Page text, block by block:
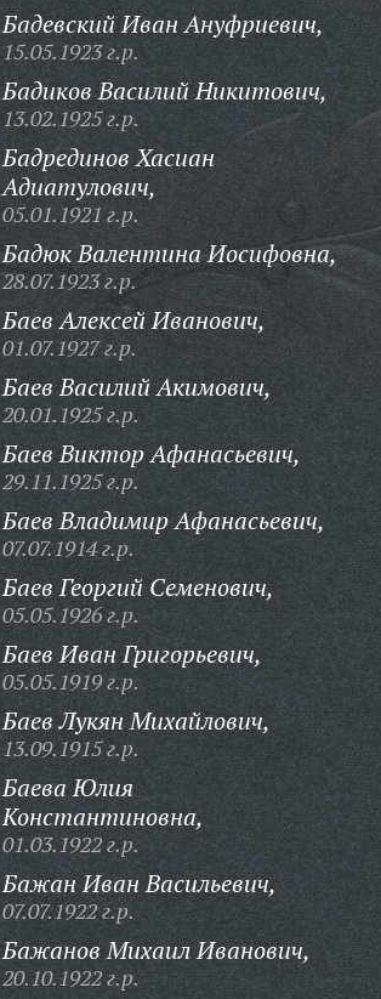
Бадевский Иван Ануфриевич,
15.05.1923 г.р.
Бадиков Василий Никитович,
13.02.1925 г.р.
Бадрединов Хасиан
Адиатулович,
05.01.1921 г.р.
Бадюк Валентина Иосифовна,
28.07.1923 г.р.
Баев Алексей Иванович,
01.07.1927 г.р.
Баев Василий Акимович,
20.01.1925 г.р.
Баев Виктор Афанасьевич,
29.11.1925 г.р.
Баев Владимир Афанасьевич,
07.07.1914 г.р.
Баев Георгий Семенович,
05.05.1926 г.р.
Баев Иван Григорьевич,
05.05.1919 г.р.
Баев Лукян Михайлович,
13.09.1915 г.р.
Баева Юлия
Константиновна,
01.03.1922 г.р.
Бажан Иван Васильевич,
07.07.1922 г.р.
Бажанов Михаил Иванович,
20.10.1922 г.р.